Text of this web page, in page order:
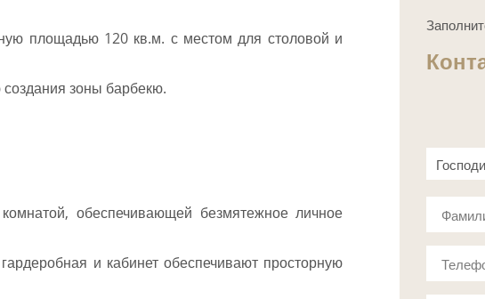
площадью 120 кв.м. с местом для столовой и
зоны барбекю.
обеспечивающей безмятежное личное
и кабинет обеспечивают просторную